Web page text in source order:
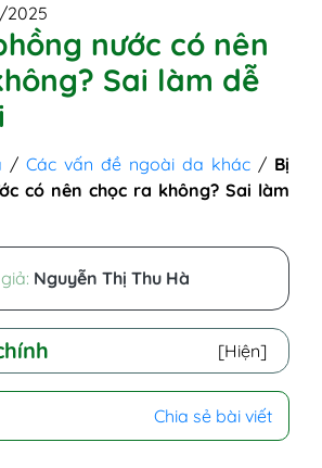
2025
nước có nên
Sai làm dễ
/ Các vấn đề ngoài da khác / Bị
có nên chọc ra không? Sai làm
Nguyễn Thị Thu Hà
[Hiện]
nên chọc vết bỏng phồng nước
Chia sẻ bài viết